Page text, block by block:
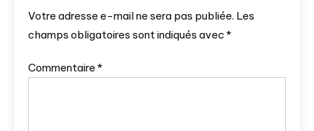
Votre adresse e-mail ne sera pas publiée. Les
champs obligatoires sont indiqués avec *
Commentaire *